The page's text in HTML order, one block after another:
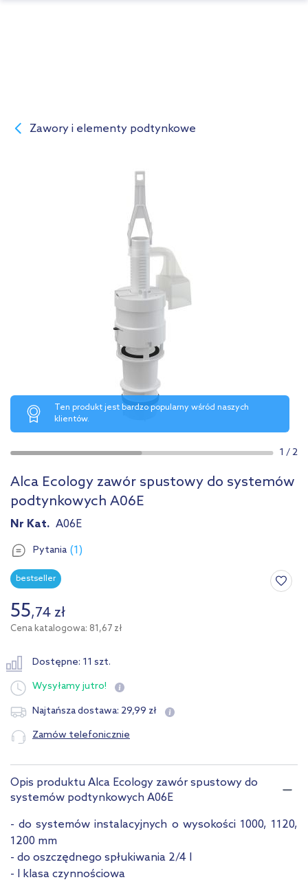
Zawory i elementy podtynkowe
Ten produkt jest bardzo popularny wśród naszych
klientów.
1 /2
Alca Ecology zawór spustowy do systemów
podtynkowych A06E
Nr Kat. A06E
Pytania (1)
bestseller
55,74 zł
Cena katalogowa: 81,67 zł
Dostępne: 11 szt.
Wysyłamyjutro!
Najtańsza dostawa: 29,99 zł
Zamów telefonicznie
Opis produktu Alca Ecology zawór spustowy do
systemów podtynkowych A06E
- do systemów instalacyjnych o wysokości 1000, 1120,
1200 mm
- do oszczędnego spłukiwania 2/4 l
- I klasa czynnościowa